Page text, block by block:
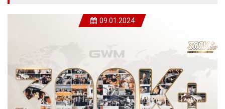
09.01.2024